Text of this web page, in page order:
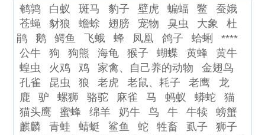
鹌鹑 白蚁 斑马 豹子 壁虎 蝙蝠 鳖
蚕娥
苍蝇
豺狼 蟾蜍 翅膀 宠物 臭虫 大象
杜
鹃
鹅 鳄鱼 飞蛾 蜂 凤凰 鸽子 蛤蜊
****
公牛
狗 狗熊 海龟 猴子 蝴蝶 黄蜂
黄牛
蝗虫
火鸡 鸡 家禽、自己养的动物
金翅鸟
孔雀
昆虫 狼 老虎 老鼠、耗子 老鹰
龙
鹿
驴 螺狮 骆驼 麻雀 马 蚂蚁 蟒蛇
猫
猫头鹰
蜜蜂 绵羊 奶牛 鸟 牛 牛犊
螃蟹
麒麟
青蛙 蜻蜓 鲨鱼 蛇 牲畜 虱子
狮子